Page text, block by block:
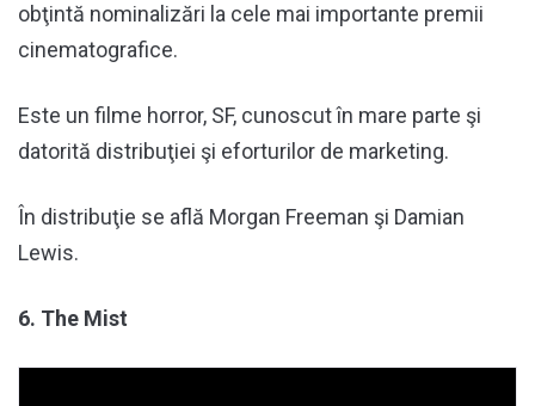
obţintă nominalizări la cele mai importante premii
cinematografice.
Este un filme horror, SF, cunoscut în mare parte şi
datorită distribuţiei şi eforturilor de marketing.
În distribuţie se află Morgan Freeman şi Damian
Lewis.
6. The Mist